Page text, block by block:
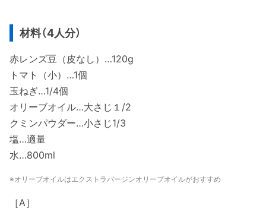
材料（4人分）
赤レンズ豆（皮なし）…120g
トマト（小）…1個
玉ねぎ…1/4個
オリーブオイル…大さじ１/2
クミンパウダー…小さじ1/3
塩…適量
水…800ml
※オリーブオイルはエクストラバージンオリーブオイルがおすすめ
［A］